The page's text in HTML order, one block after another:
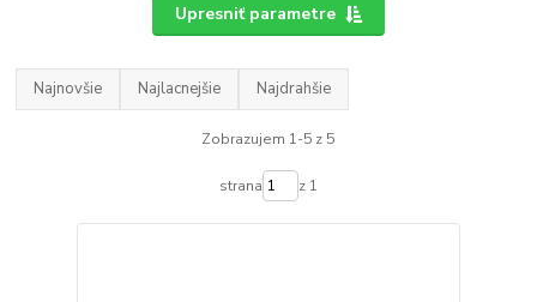
Upresniť parametre
Najnovšie Najlacnejšie Najdrahšie
Zobrazujem 1-5 z 5
strana z 1